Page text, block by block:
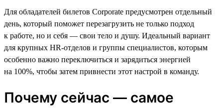
Для обладателей билетов Corporate предусмотрен отдельный
день, который поможет перезагрузить не только подход
к работе, но и себя — свои тело и душу. Идеальный вариант
для крупных HR-отделов и группы специалистов, которым
особенно важно переключиться и зарядиться энергией
на 100%, чтобы затем привнести этот настрой в команду.
Почему сейчас — самое